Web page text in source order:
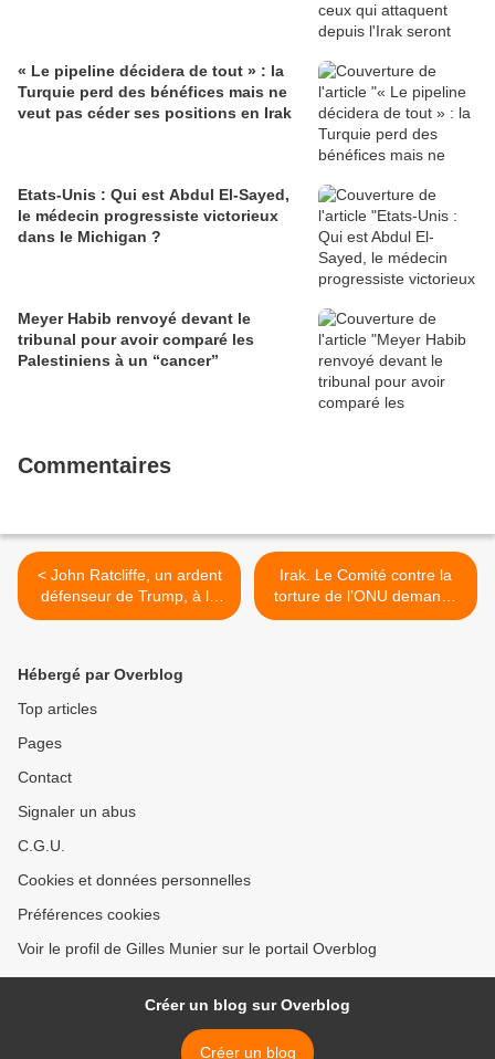
« Le pipeline décidera de tout » : la
Turquie perd des bénéfices mais ne
veut pas céder ses positions en Irak
Etats-Unis : Qui est Abdul El-Sayed,
le médecin progressiste victorieux
dans le Michigan ?
Meyer Habib renvoyé devant le
tribunal pour avoir comparé les
Palestiniens à un “cancer”
Commentaires
< John Ratcliffe, un ardent
défenseur de Trump, à la
tête du renseignement
Irak. Le Comité contre la
torture de l’ONU demande
à la France d’empêcher
Hébergé par Overblog
Top articles
Pages
Contact
Signaler un abus
C.G.U.
Cookies et données personnelles
Préférences cookies
Voir le profil de Gilles Munier sur le portail Overblog
Créer un blog sur Overblog
Créer un blog